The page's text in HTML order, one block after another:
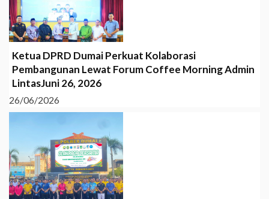
Ketua DPRD Dumai Perkuat Kolaborasi
Pembangunan Lewat Forum Coffee Morning Admin
LintasJuni 26, 2026
26/06/2026